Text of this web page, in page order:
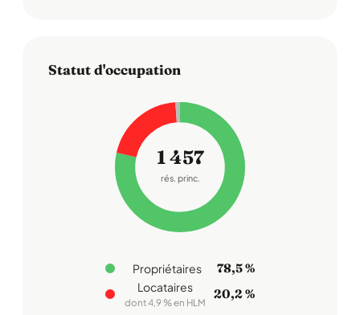
Statut d'occupation
1 457
rés. princ.
Propriétaires 78,5 %
Locataires
dont 4,9 % en HLM
20,2 %